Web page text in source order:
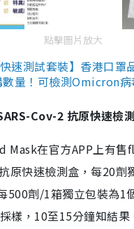
點擊圖片放大
速測試套裝】香港口罩
數量！可檢測Omicron病
Cov-2 抗原快速檢
Mask在官方APP上有
原快速檢測盒，每20劑
500劑/1箱獨立包裝為1
樣，10至15分鐘知結果